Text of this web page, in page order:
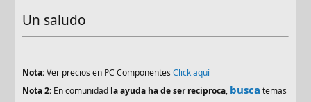
Un saludo
Nota:Ver precios en PC ComponentesClick aquí
Nota 2: En comunidad la ayuda ha de ser reciproca, busca temas